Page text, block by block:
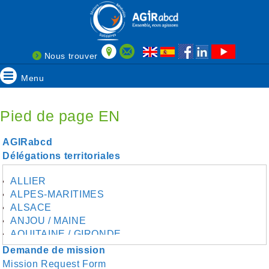
Nous trouver
Menu
Pied de page EN
AGIRabcd
Délégations territoriales
ALLIER
ALPES-MARITIMES
ALSACE
ANJOU / MAINE
AQUITAINE / GIRONDE
AQUITAINE / SUD
AUDE
Demande de mission
Mission Request Form